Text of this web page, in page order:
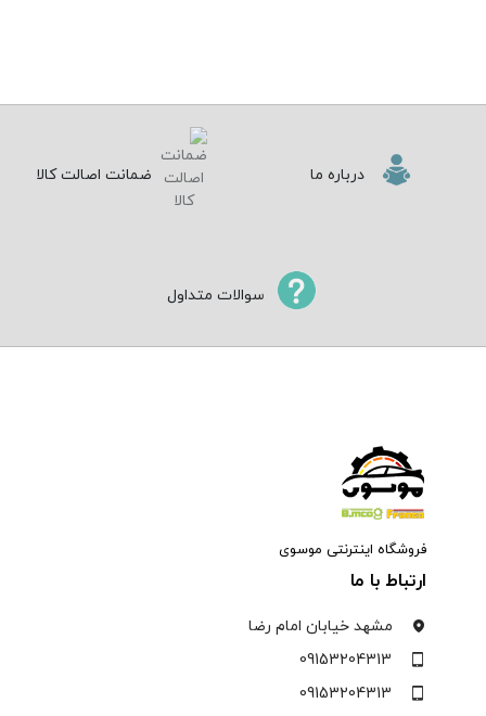
درباره ما ضمانت اصالت کالا
سوالات متداول
فروشگاه اینترنتی موسوی
ارتباط با ما
مشهد خیابان امام رضا
09153204313
09153204313